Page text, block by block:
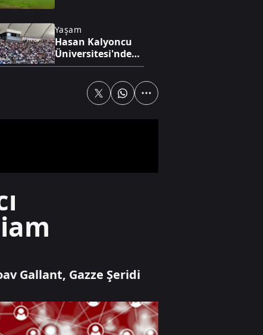
Yaşam
Hasan Kalyoncu
Üniversitesi'nde
öğrenci olmak!
Bursa'da kaçak
Bursa'da gider
borusundan gelen
geçirdi
Gallant, Gazze Şeridi